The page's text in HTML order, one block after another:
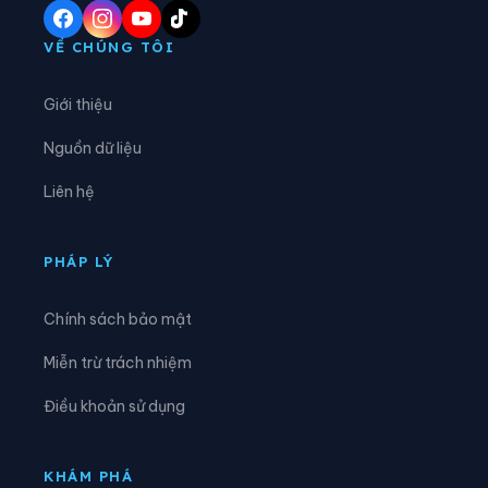
Xã Hoàng Su Phì
Xã Kim Bình
Xã Mèo Vạc
VỀ CHÚNG TÔI
Giới thiệu
Nguồn dữ liệu
Liên hệ
PHÁP LÝ
Chính sách bảo mật
Miễn trừ trách nhiệm
Điều khoản sử dụng
KHÁM PHÁ